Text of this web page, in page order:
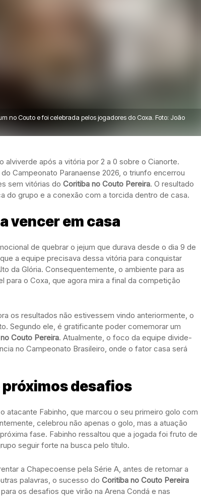
no Couto e foi celebrada pelos jogadores do Coxa. Foto: João
após a vitória por 2 a 0 sobre o Cianorte.
Campeonato Paranaense 2026, o triunfo encerrou
sem vitórias do Coritiba no Couto Pereira. O resultado
do grupo e a conexão com a torcida dentro de casa.
vencer em casa
de quebrar o jejum que durava desde o dia 9 de
a equipe precisava dessa vitória para conquistar
da Glória. Consequentemente, o ambiente para as
o Coxa, que agora mira a final da competição
os resultados não estivessem vindo anteriormente, o
Segundo ele, é gratificante poder comemorar um
Couto Pereira. Atualmente, o foco da equipe divide-
no Campeonato Brasileiro, onde o fator casa será
desafios
atacante Fabinho, que marcou o seu primeiro golo com
celebrou não apenas o golo, mas a atuação
fase. Fabinho ressaltou que a jogada foi fruto de
seguir forte na busca pelo título.
a Chapecoense pela Série A, antes de retomar a
palavras, o sucesso do Coritiba no Couto Pereira
os desafios que virão na Arena Condá e nas